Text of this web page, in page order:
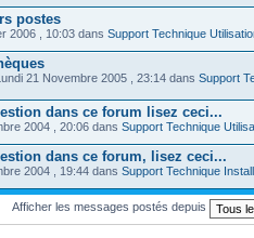
postes
2006 , 10:03 dans Support Technique
21 Novembre 2005 , 23:14 dans Support
dans ce forum lisez ceci...
2004 , 20:06 dans Support Technique
dans ce forum, lisez ceci...
2004 , 19:44 dans Support Technique
Afficher les messages postés depuis